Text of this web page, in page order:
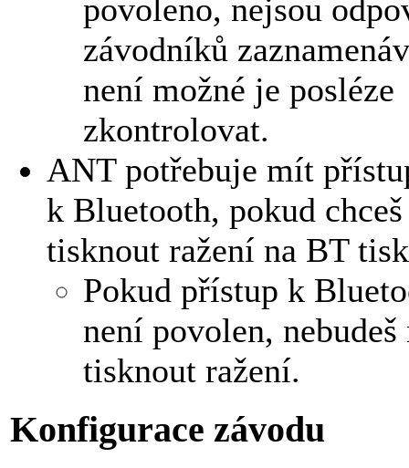
povoleno, nejsou
závodníků
není možné je posléze
zkontrolovat.
ANT potřebuje mít
k Bluetooth, pokud chceš
tisknout ražení na BT
Pokud přístup k
není povolen,
tisknout ražení.
Konfigurace závodu